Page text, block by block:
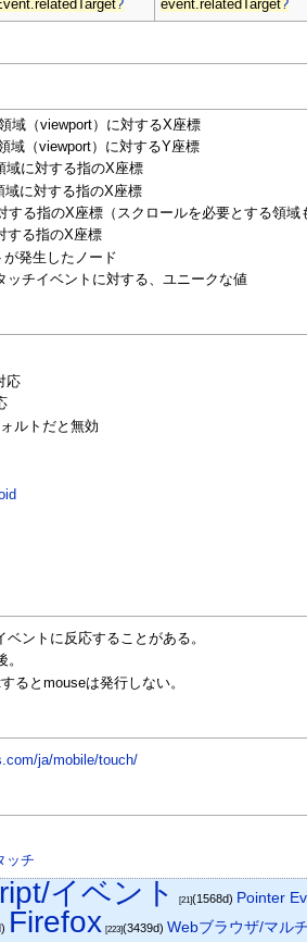
? event.relatedTarget?
域（viewport）に対するX座標
域（viewport）に対するY座標
域に対する指のX座標
域に対する指のX座標
する指のX座標（スクロールを必要とする領域
する指のX座標
発生したノード
ッチイベントに対する、ユニークな値
応
ルトだと無効
ントに反応することがある。
るとmouseは発行しない。
ja/mobile/touch/
ッチ
イベント [21](1568d) Pointer
Firefox [223](3439d)Webブラウザ/マル